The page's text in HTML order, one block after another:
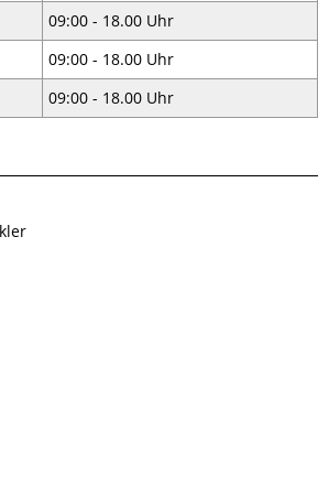
09:00 - 18.00 Uhr
09:00 - 18.00 Uhr
09:00 - 18.00 Uhr